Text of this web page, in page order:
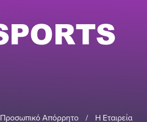
Προσωπικό Απόρρητο / Η Εταιρεία